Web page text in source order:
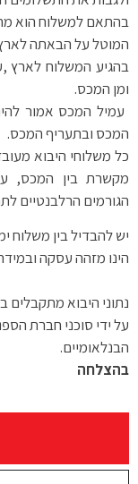
בהתאם למשלוח הוא
המוטל על הבאתה
בהגיע המשלוח לארץ
ומן המכס.
עמיל המכס אמור
המכס ובתעריף המכס.
כל משלוחי היבוא
מקשרת בין המכס,
הגורמים הרלבנטיים
יש להבדיל בין משלוח
הינו מזהה עסקה
נתוני היבוא
על ידי סוכני חברת
הבנלאומיים.
בהצלחה